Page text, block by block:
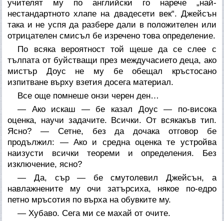
учителят му по английски го нарече „най-
нестандартното хлапе на двадесети век“. Джейсън
така и не успя да разбере дали в положителен или
отрицателен смисъл бе изречено това определение.
По всяка вероятност той щеше да се слее с
тълпата от буйстващи през междучасието деца, ако
мистър Доус не му бе обещал кръстосано
изпитване върху взетия досега материал.
Все още помнеше онзи черен ден…
— Ако искаш — бе казал Доус — по-висока
оценка, научи задачите. Всички. От всякакъв тип.
Ясно? — Сетне, без да дочака отговор бе
продължил: — Ако и средна оценка те устройва
наизусти всички теореми и определения. Без
изключение, ясно?
— Да, сър — бе смутолевил Джейсън, а
навлажнените му очи затърсиха, някое по-едро
петно мръсотия по върха на обувките му.
— Хубаво. Сега ми се махай от очите.